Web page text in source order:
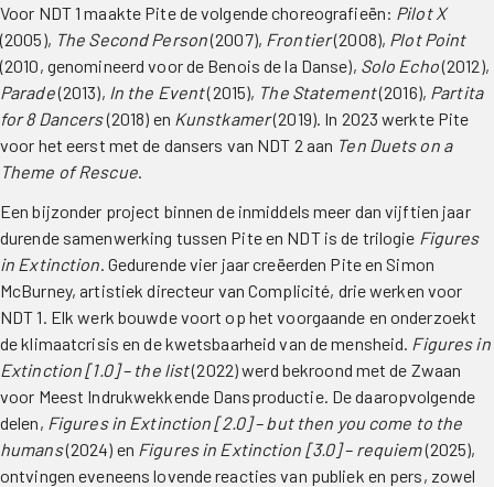
Voor NDT 1 maakte Pite de volgende choreografieën: Pilot X
(2005), The Second Person(2007), Frontier(2008), Plot Point
(2010, genomineerd voor de Benois de la Danse), Solo Echo(2012),
Parade(2013), In the Event(2015), The Statement(2016), Partita
for 8 Dancers(2018) en Kunstkamer(2019). In 2023 werkte Pite
voor het eerst met de dansers van NDT 2 aan Ten Duets on a
Theme of Rescue.
Een bijzonder project binnen de inmiddels meer dan vijftien jaar
durende samenwerking tussen Pite en NDT is de trilogie Figures
in Extinction . Gedurende vier jaar creëerden Pite en Simon
McBurney, artistiek directeur van Complicité, drie werken voor
NDT 1. Elk werk bouwde voort op het voorgaande en onderzoekt
de klimaatcrisis en de kwetsbaarheid van de mensheid. Figures in
Extinction [1.0] – the list(2022) werd bekroond met de Zwaan
voor Meest Indrukwekkende Dansproductie. De daaropvolgende
delen, Figures in Extinction [2.0] – but then you come to the
humans(2024) en Figures in Extinction [3.0] – requiem(2025),
ontvingen eveneens lovende reacties van publiek en pers, zowel